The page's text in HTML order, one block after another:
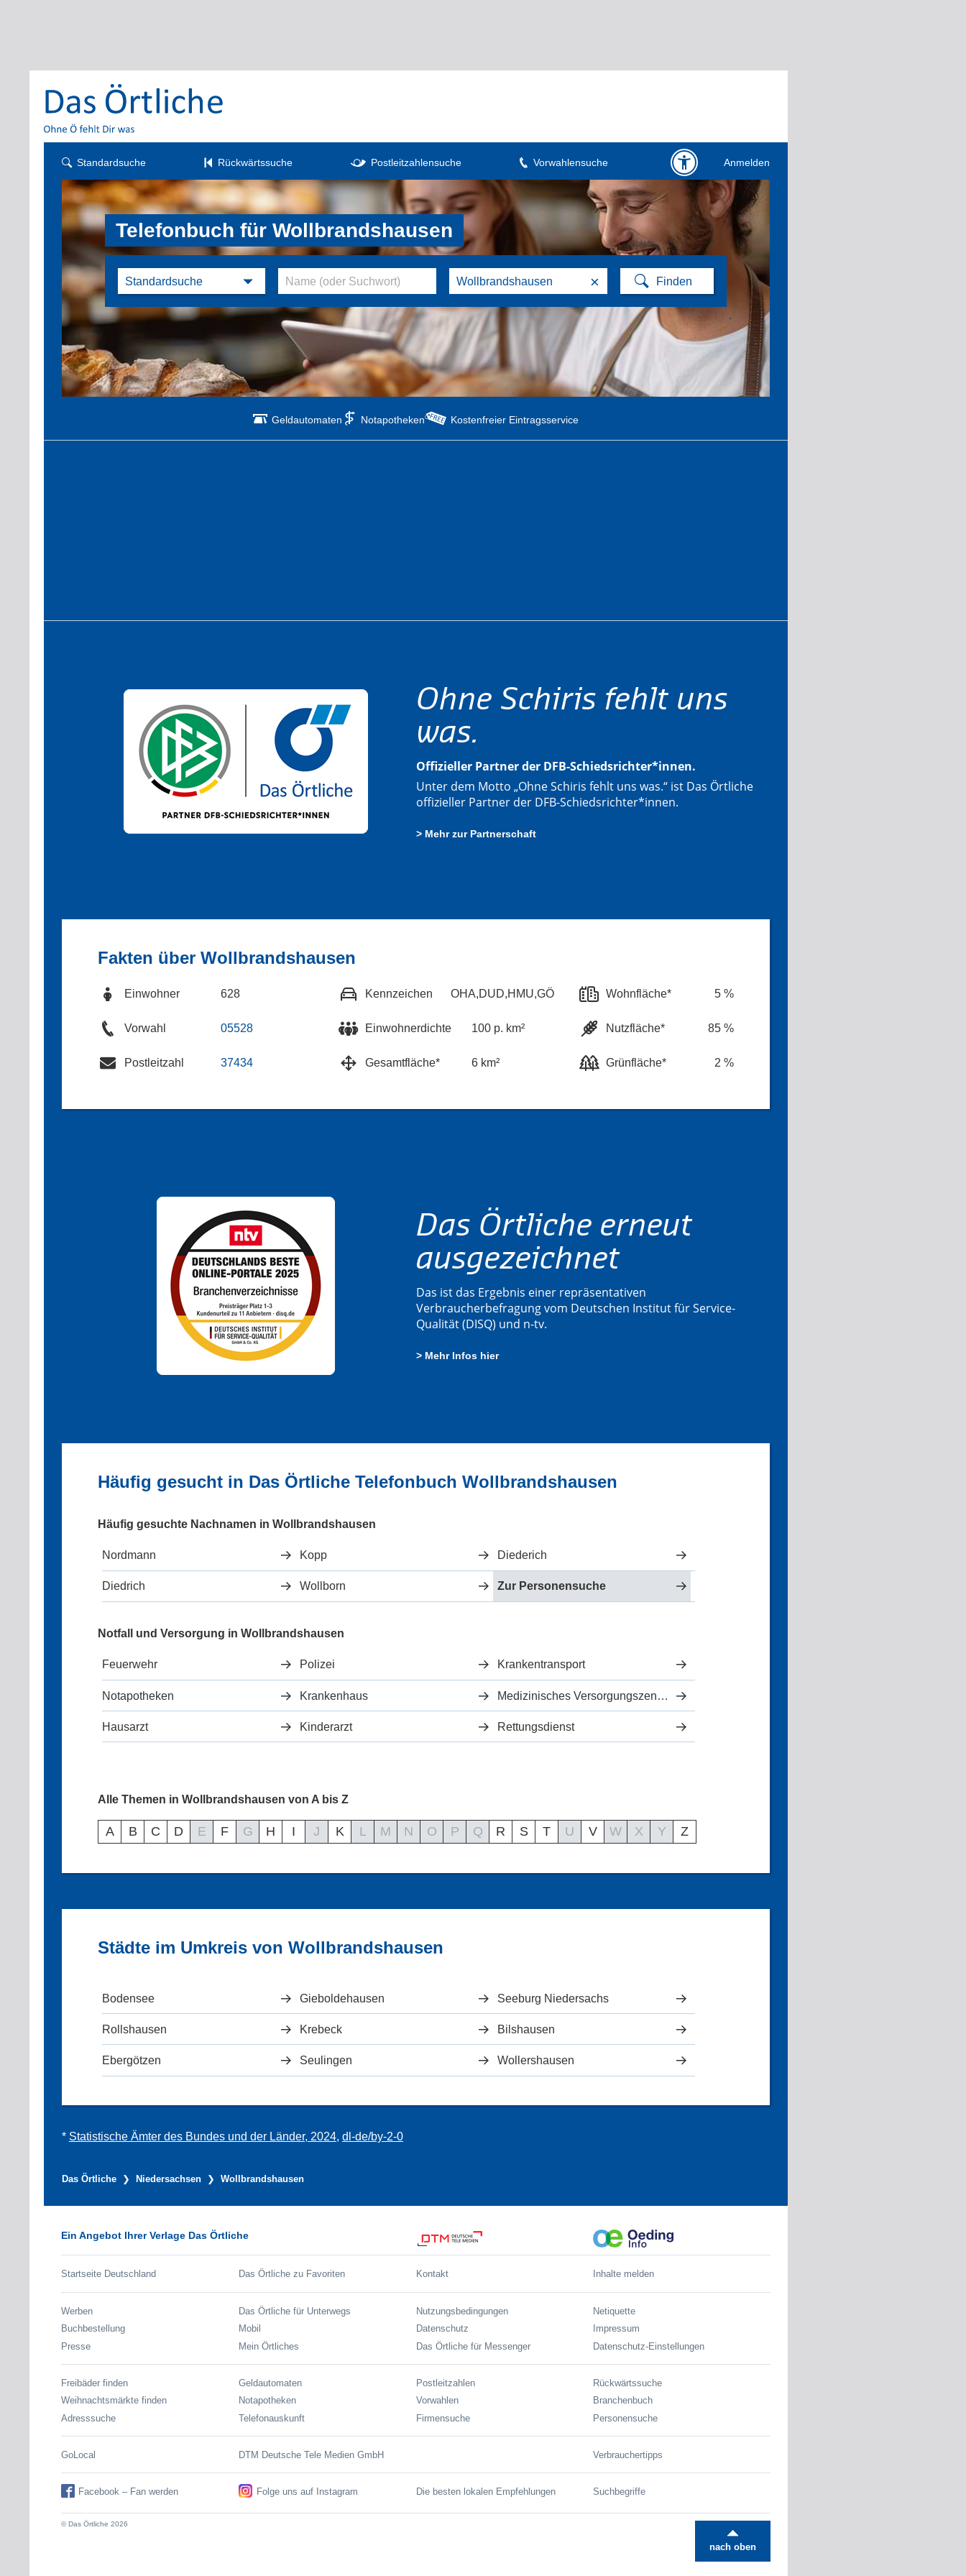
Standardsuche Rückwärtssuche Postleitzahlensuche Vorwahlensuche Anmelden
Telefonbuch für Wollbrandshausen
×
Geldautomaten Notapotheken Kostenfreier Eintragsservice
Ohne Schiris fehlt uns
was.
Offizieller Partner der DFB-Schiedsrichter*innen.
Unter dem Motto „Ohne Schiris fehlt uns was.“ ist Das Örtliche
offizieller Partner der DFB-Schiedsrichter*innen.
> Mehr zur Partnerschaft
Fakten über Wollbrandshausen
Einwohner 628
Vorwahl 05528
Postleitzahl 37434
Kennzeichen OHA,DUD,HMU,GÖ
Einwohnerdichte 100 p. km²
Gesamtfläche* 6 km²
Wohnfläche* 5 %
Nutzfläche* 85 %
Grünfläche* 2 %
Das Örtliche erneut
ausgezeichnet
Das ist das Ergebnis einer repräsentativen
Verbraucherbefragung vom Deutschen Institut für Service-
Qualität (DISQ) und n-tv.
> Mehr Infos hier
Häufig gesucht in Das Örtliche Telefonbuch Wollbrandshausen
Häufig gesuchte Nachnamen in Wollbrandshausen
Nordmann Kopp Diederich
Diedrich Wollborn Zur Personensuche
Notfall und Versorgung in Wollbrandshausen
Feuerwehr Polizei Krankentransport
Notapotheken Krankenhaus Medizinisches Versorgungszentrum
Hausarzt Kinderarzt Rettungsdienst
Alle Themen in Wollbrandshausen von A bis Z
A B C D E F G H I J K L M N O P Q R S T U V W X Y Z
Städte im Umkreis von Wollbrandshausen
Bodensee Gieboldehausen Seeburg Niedersachs
Rollshausen Krebeck Bilshausen
Ebergötzen Seulingen Wollershausen
* Statistische Ämter des Bundes und der Länder, 2024, dl-de/by-2-0
Das Örtliche Niedersachsen Wollbrandshausen
Ein Angebot Ihrer Verlage Das Örtliche
Startseite Deutschland Das Örtliche zu Favoriten Kontakt Inhalte melden
Werben
Buchbestellung
Presse
Das Örtliche für Unterwegs
Mobil
Mein Örtliches
Nutzungsbedingungen
Datenschutz
Das Örtliche für Messenger
Netiquette
Impressum
Datenschutz-Einstellungen
Freibäder finden
Weihnachtsmärkte finden
Adresssuche
Geldautomaten
Notapotheken
Telefonauskunft
Postleitzahlen
Vorwahlen
Firmensuche
Rückwärtssuche
Branchenbuch
Personensuche
GoLocal DTM Deutsche Tele Medien GmbH Verbrauchertipps
Facebook – Fan werden Folge uns auf Instagram Die besten lokalen Empfehlungen Suchbegriffe
© Das Örtliche 2026
nach oben